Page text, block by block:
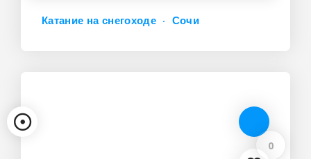
Катание на снегоходе Сочи
0